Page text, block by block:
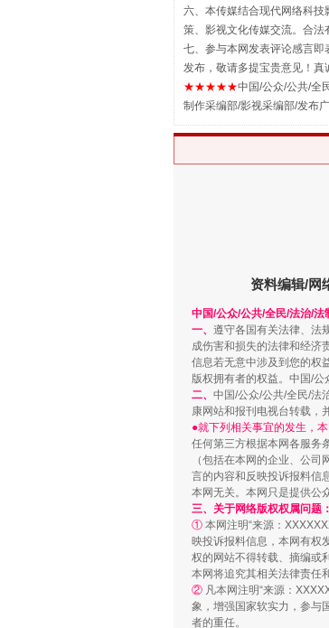
站台名比不
六、本传媒结合现代网络科
策、影视文化传媒交流。合法
七、参与本网发表评论感言
发布，敬请多提宝贵意见！
★★★★★中国/公众/公共/全
制作采编部/影视采编部/发布
资料编辑/网
中国/公众/公共/全民/法治/法
一、 遵守各国有关法律、法
成伤害和损失的法律和经济
信息若无意中涉及到您的权
版权拥有者的权益。中国/公
二、 中国/公众/公共/全民/法
康网站和报刊电视台转载，
●就下列相关事宜的发生，
任何第三方根据本网各服务
（包括在本网的企业、公司
言的内容和反映投诉报料信
本网无关。本网只是提供公
三、关于网络版权权属问题：
① 本网注明“来源：
映投诉报料信息，本网有权
权的网站不得转载、摘编或
本网将追究其相关法律责任
② 凡本网注明“来源：
象，增强国家软实力，参与
者的重任。